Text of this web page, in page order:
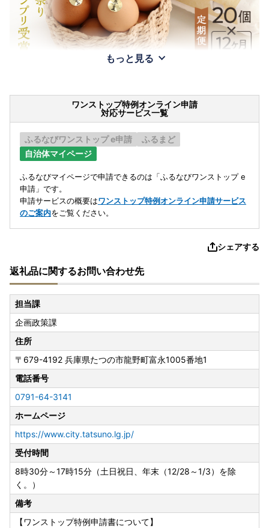
もっと見る
ワンストップ特例オンライン申請
対応サービス一覧
ふるなびワンストップ e申請
ふるまど
自治体マイページ
ふるなびマイページで申請できるのは「ふるなびワンストップ e
申請」です。
申請サービスの概要はワンストップ特例オンライン申請サービス
のご案内をご覧ください。
シェアする
返礼品に関するお問い合わせ先
担当課
企画政策課
住所
〒679-4192 兵庫県たつの市龍野町富永1005番地1
電話番号
0791-64-3141
ホームページ
https://www.city.tatsuno.lg.jp/
受付時間
8時30分～17時15分（土日祝日、年末（12/28～1/3）を除
く。）
備考
【ワンストップ特例申請書について】